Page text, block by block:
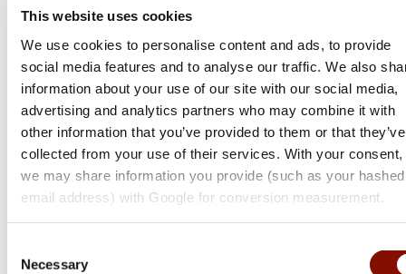
This website uses cookies
We use cookies to personalise content and ads, to provide
social media features and to analyse our traffic. We also
information about your use of our site with our social media,
advertising and analytics partners who may combine it with
other information that you’ve provided to them or that they’ve
collected from your use of their services. With your consent,
we may share information you provide (such as your hashed
email address) with Google for conversion measurement.
Selection
Necessary
Jaktia Svängsta erbjuder 600 kvadratmeter med ett
brett utbud av jakt, fiske, hund, yrkeskläder och
skyddsutrustning. En komplett butik för dig som
behöver kvalitetsprodukter för arbete och fritid.
Välkommen till Jaktia Svängsta!
I vår butik på 600 kvadratmeter erbjuder vi ett brett utbud av
jakt, fiske, hund, yrkeskläder och skyddsutrustning. Här
hittar du kvalitetsprodukter för både arbete och fritid under
samma tak.
Välkommen in!